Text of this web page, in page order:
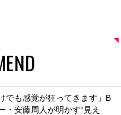
でも感覚が狂ってきます」B
・安藤周人が明かす“見え